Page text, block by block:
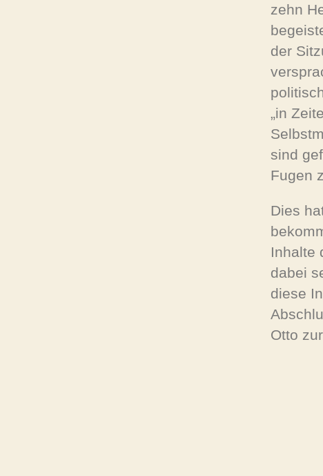
zehn
der
„in
sind
Fugen
Dies
Inhalte
dabei
diese
Otto